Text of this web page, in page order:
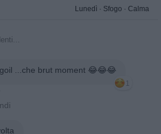
Lunedì · Sfogo · Calma
...che brut moment 😂😂😂
1